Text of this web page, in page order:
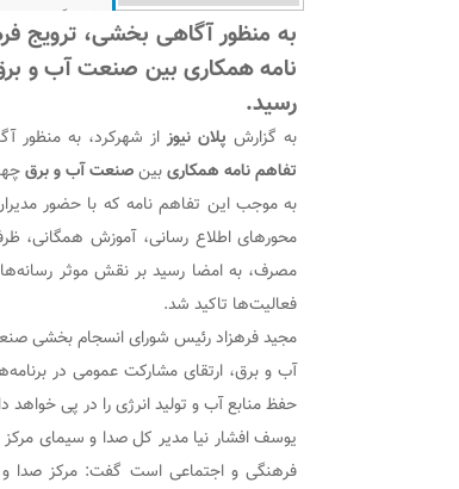
فرهنگ
آب و برق
به منظور آگاهی بخشی، ترویج
نامه همکاری بین صنعت آب و
رسید.
به گزارش پلان نیوزاز شهرکرد، به منظور
تفاهم نامه همکاریبینصنعت آب و برق
به موجب این تفاهم نامه که با حضور
محور‌های اطلاع رسانی، آموزش همگانی،
مصرف، به امضا رسید بر نقش موثر
فعالیت‌ها تاکید شد.
مجید فرهزاد رئیس شورای انسجام بخشی
آب و برق، ارتقای مشارکت عمومی در
حفظ منابع آب و تولید انرژی را در پی خواهد
یوسف افشار نیا مدیر کل صدا و سیمای مرکز
فرهنگی و اجتماعی است گفت: مرکز صدا و